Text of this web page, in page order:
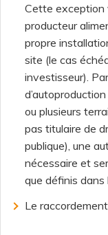
Cette exception
producteur
propre
site (le cas
investisseur).
ou plusieurs
pas titulaire de
publique), une
nécessaire et
que définis dans
Le